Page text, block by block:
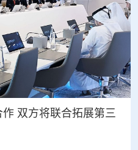
双方将联合拓展第三